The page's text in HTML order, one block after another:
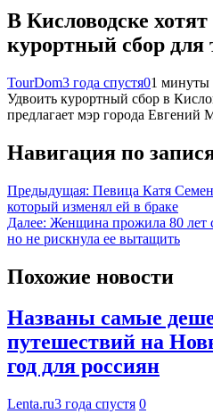
В Кисловодске
курортный сбор для
TourDom3 года спустя01 минуты
Удвоить курортный сбор в
предлагает мэр города Евгений
Навигация по
Предыдущая: Певица Катя
который изменял ей в браке
Далее: Женщина прожила 80 лет
но не рискнула ее вытащить
Похожие новости
Названы самые
путешествий на
год для россиян
Lenta.ru3 года спустя 0